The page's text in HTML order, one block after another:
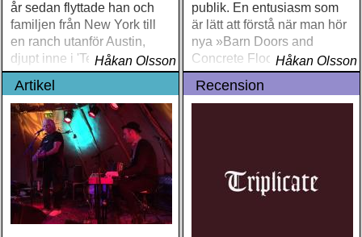
år sedan flyttade han och
familjen från New York till
en ranch utanför Austin,
djupt inne i 'Texas hill
county'
Håkan Olsson
publik. En entusiasm som
är lätt att förstå när man hör
nya »Barn Doors and
Concrete Floors«Håkan Olsson
Artikel Recension